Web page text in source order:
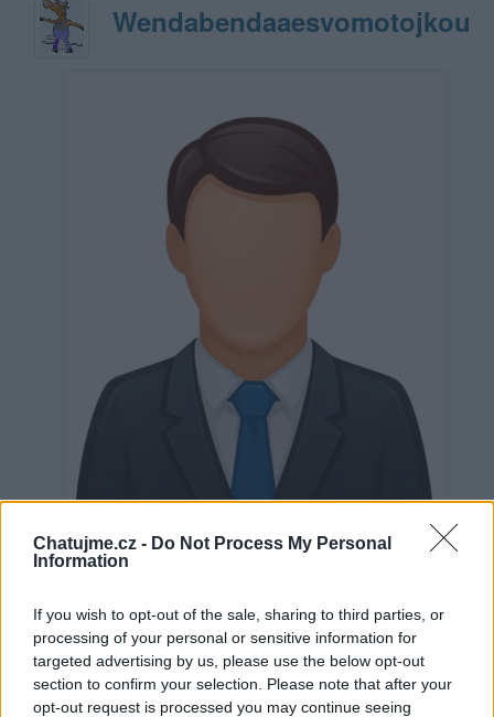
Chatujme.cz - Do Not Process My Personal
Information
If you wish to opt-out of the sale, sharing to third parties, or
processing of your personal or sensitive information for
targeted advertising by us, please use the below opt-out
section to confirm your selection. Please note that after your
opt-out request is processed you may continue seeing
Wendabendaaesvomotojkou
Neověřeno
0 uživatelům se líbí